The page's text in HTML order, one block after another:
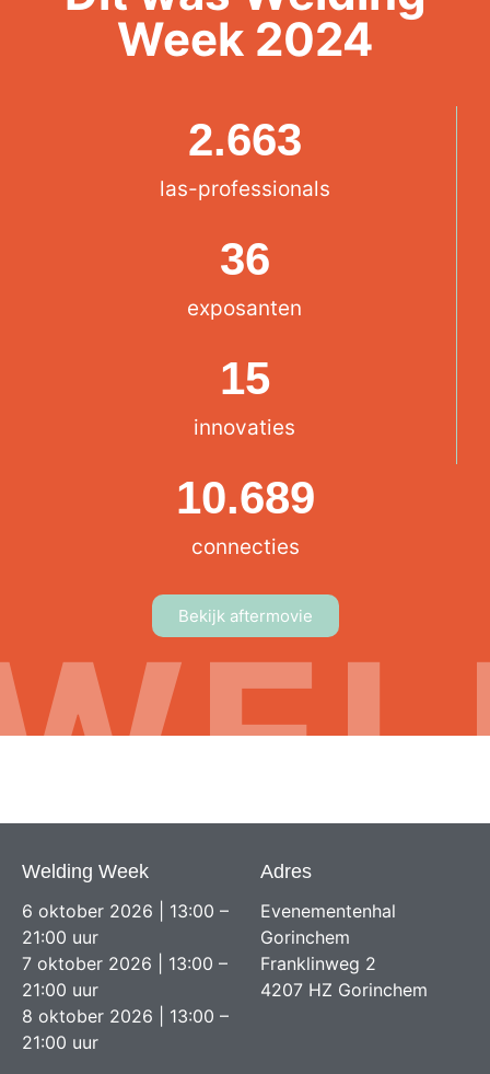
Week 2024
las-professionals
2.663
exposanten
36
innovaties
15
connecties
10.689
Bekijk aftermovie
Welding Week
6 oktober 2026 | 13:00 –
21:00 uur
7 oktober 2026 | 13:00 –
21:00 uur
8 oktober 2026 | 13:00 –
21:00 uur
Adres
Evenementenhal
Gorinchem
Franklinweg 2
4207 HZ Gorinchem